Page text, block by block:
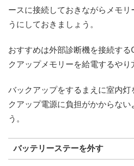
ースに接続しておきながらメモリ
うにしておきましょう。
おすすめは外部診断機を接続する
クアップメモリーを給電するやり
バックアップをするまえに室内灯
クアップ電源に負担がかからない
う。
バッテリーステーを外す